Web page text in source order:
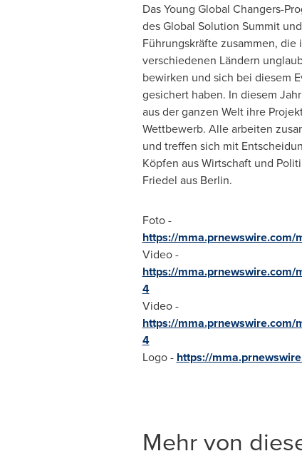
Das Young Global Changers-
des Global Solution Summit
Führungskräfte zusammen,
verschiedenen Ländern
bewirken und sich bei diesem
gesichert haben. In diesem
aus der ganzen Welt ihre
Wettbewerb. Alle arbeiten
und treffen sich mit
Köpfen aus Wirtschaft und
Friedel aus Berlin.
Foto -
https://
Video -
https://mma.prnewswire.com/
4
Video -
https://mma.prnewswire.com/
4
Logo - https://
Mehr von